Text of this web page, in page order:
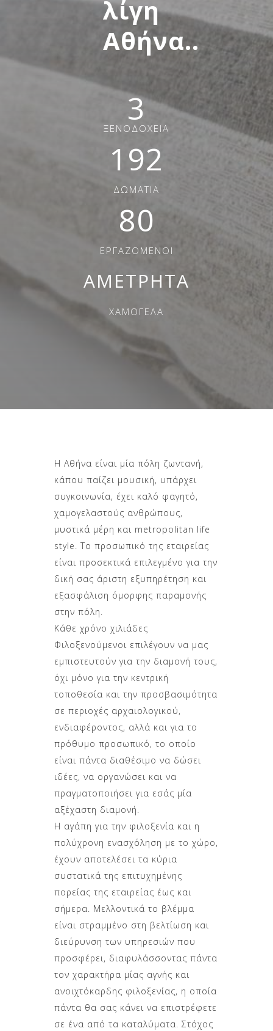
λίγη
Αθήνα..
3
ΞΕΝΟΔΟΧΕΙΑ
192
ΔΩΜΑΤΙΑ
80
ΕΡΓΑΖΟΜΕΝΟΙ
ΑΜΕΤΡΗΤΑ
ΧΑΜΟΓΕΛΑ
Η Αθήνα είναι μία πόλη ζωντανή,
κάπου παίζει μουσική, υπάρχει
συγκοινωνία, έχει καλό φαγητό,
χαμογελαστούς ανθρώπους,
μυστικά μέρη και metropolitan life
style. Το προσωπικό της εταιρείας
είναι προσεκτικά επιλεγμένο για την
δική σας άριστη εξυπηρέτηση και
εξασφάλιση όμορφης παραμονής
στην πόλη.
Κάθε χρόνο χιλιάδες
Φιλοξενούμενοι επιλέγουν να μας
εμπιστευτούν για την διαμονή τους,
όχι μόνο για την κεντρική
τοποθεσία και την προσβασιμότητα
σε περιοχές αρχαιολογικού,
ενδιαφέροντος, αλλά και για το
πρόθυμο προσωπικό, το οποίο
είναι πάντα διαθέσιμο να δώσει
ιδέες, να οργανώσει και να
πραγματοποιήσει για εσάς μία
αξέχαστη διαμονή.
Η αγάπη για την φιλοξενία και η
πολύχρονη ενασχόληση με το χώρο,
έχουν αποτελέσει τα κύρια
συστατικά της επιτυχημένης
πορείας της εταιρείας έως και
σήμερα. Μελλοντικά το βλέμμα
είναι στραμμένο στη βελτίωση και
διεύρυνση των υπηρεσιών που
προσφέρει, διαφυλάσσοντας πάντα
τον χαρακτήρα μίας αγνής και
ανοιχτόκαρδης φιλοξενίας, η οποία
πάντα θα σας κάνει να επιστρέφετε
σε ένα από τα καταλύματα. Στόχος